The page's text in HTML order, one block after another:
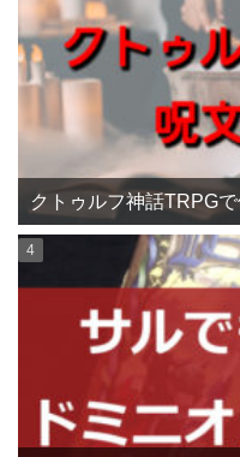
クトゥルフ神話TRPG